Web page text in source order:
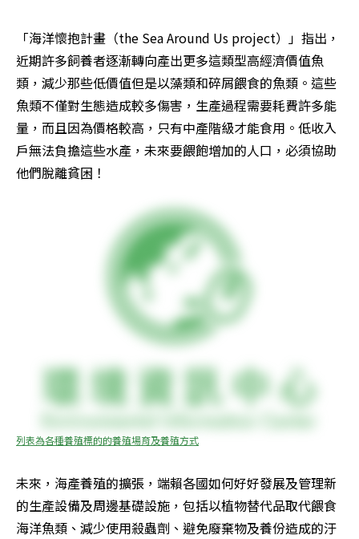
「海洋懷抱計畫（the Sea Around Us project）」指出，
近期許多飼養者逐漸轉向產出更多這類型高經濟價值魚
類，減少那些低價值但是以藻類和碎屑餵食的魚類。這些
魚類不僅對生態造成較多傷害，生產過程需要耗費許多能
量，而且因為價格較高，只有中產階級才能食用。低收入
戶無法負擔這些水產，未來要餵飽增加的人口，必須協助
他們脫離貧困！
列表為各種養殖標的的養殖場育及養殖方式
未來，海產養殖的擴張，端賴各國如何好好發展及管理新
的生產設備及周邊基礎設施，包括以植物替代品取代餵食
海洋魚類、減少使用殺蟲劑、避免廢棄物及養份造成的汙